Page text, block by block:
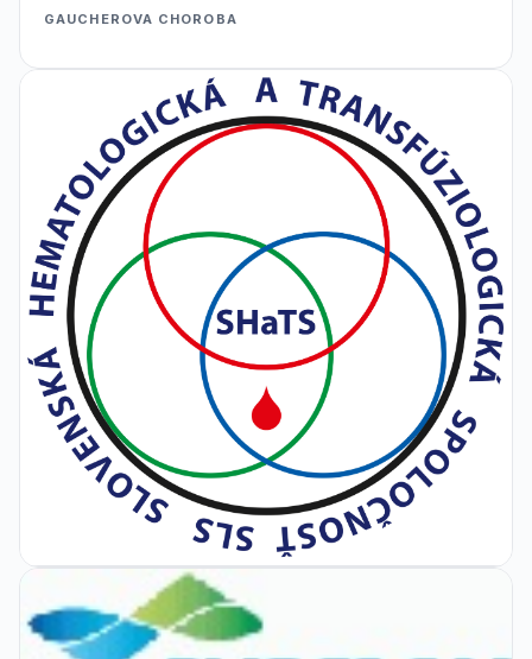
GAUCHEROVA CHOROBA